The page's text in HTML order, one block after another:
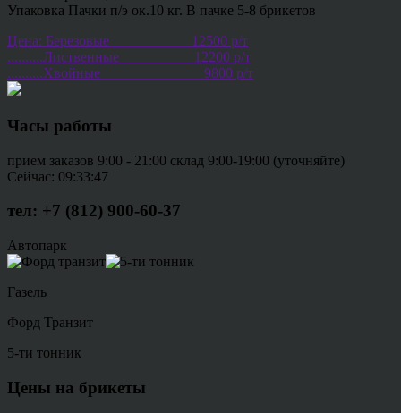
Упаковка Пачки п/э ок.10 кг. В пачке 5-8 брикетов
Цена: Березовые___________ 12500 р/т
..........Лиственные__________ 12200 р/т
..........Хвойные______________ 9800 р/т
Часы работы
прием заказов 9:00 - 21:00 склад 9:00-19:00 (уточняйте)
Сейчас: 09:33:48
тел: +7 (812) 900-60-37
Автопарк
Газель
Форд Транзит
5-ти тонник
Цены на брикеты